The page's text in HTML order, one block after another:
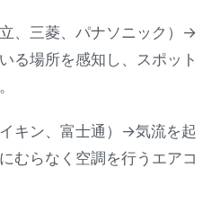
、三菱、パナソニック）→
る場所を感知し、スポット
キン、富士通）→気流を起
むらなく空調を行うエアコ